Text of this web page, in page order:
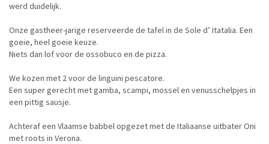
werd duidelijk.
Onze gastheer-jarige reserveerde de tafel in de Sole d’ Itatalia. Een
goeie, heel goeie keuze.
Niets dan lof voor de ossobuco en de pizza.
We kozen met 2 voor de linguini pescatore.
Een super gerecht met gamba, scampi, mossel en venusschelpjes in
een pittig sausje.
Achteraf een Vlaamse babbel opgezet met de Italiaanse uitbater Oni
met roots in Verona.